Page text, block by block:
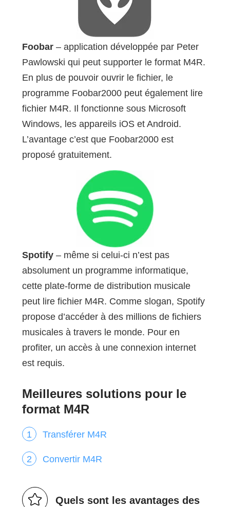
Foobar– application développée par Peter
Pawlowski qui peut supporter le format M4R.
En plus de pouvoir ouvrir le fichier, le
programme Foobar2000 peut également lire
fichier M4R. Il fonctionne sous Microsoft
Windows, les appareils iOS et Android.
L’avantage c’est que Foobar2000 est
proposé gratuitement.
Spotify– même si celui-ci n’est pas
absolument un programme informatique,
cette plate-forme de distribution musicale
peut lire fichier M4R. Comme slogan, Spotify
propose d’accéder à des millions de fichiers
musicales à travers le monde. Pour en
profiter, un accès à une connexion internet
est requis.
Meilleures solutions pour le
format M4R
Transférer M4R
Convertir M4R
Quels sont les avantages des